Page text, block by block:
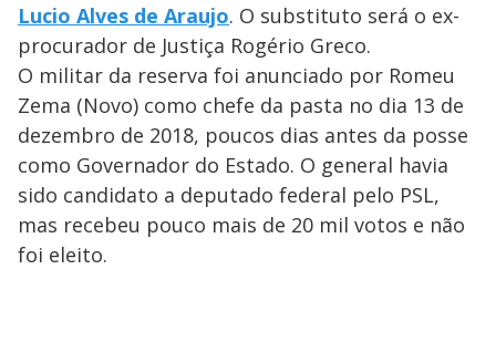
Lucio Alves de Araujo. O substituto será o ex-
procurador de Justiça Rogério Greco.
O militar da reserva foi anunciado por Romeu
Zema (Novo) como chefe da pasta no dia 13 de
dezembro de 2018, poucos dias antes da posse
como Governador do Estado. O general havia
sido candidato a deputado federal pelo PSL,
mas recebeu pouco mais de 20 mil votos e não
foi eleito.